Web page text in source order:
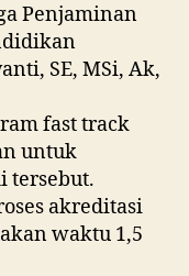
Penjaminan
SE, MSi, Ak,
fast track
untuk
tersebut.
akreditasi
waktu 1,5